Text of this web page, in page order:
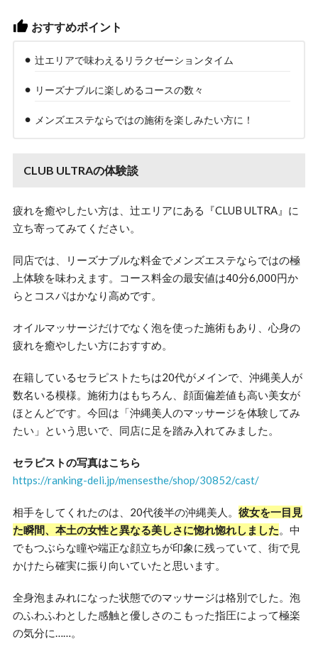
おすすめポイント
辻エリアで味わえるリラクゼーションタイム
リーズナブルに楽しめるコースの数々
メンズエステならではの施術を楽しみたい方に！
CLUB ULTRAの体験談
疲れを癒やしたい方は、辻エリアにある『CLUB ULTRA』に
立ち寄ってみてください。
同店では、リーズナブルな料金でメンズエステならではの極
上体験を味わえます。コース料金の最安値は40分6,000円か
らとコスパはかなり高めです。
オイルマッサージだけでなく泡を使った施術もあり、心身の
疲れを癒やしたい方におすすめ。
在籍しているセラピストたちは20代がメインで、沖縄美人が
数名いる模様。施術力はもちろん、顔面偏差値も高い美女が
ほとんどです。今回は「沖縄美人のマッサージを体験してみ
たい」という思いで、同店に足を踏み入れてみました。
セラピストの写真はこちら
https://ranking-deli.jp/mensesthe/shop/30852/cast/
相手をしてくれたのは、20代後半の沖縄美人。 彼女を一目見
た瞬間、本土の女性と異なる美しさに惚れ惚れしました。中
でもつぶらな瞳や端正な顔立ちが印象に残っていて、街で見
かけたら確実に振り向いていたと思います。
全身泡まみれになった状態でのマッサージは格別でした。泡
のふわふわとした感触と優しさのこもった指圧によって極楽
の気分に……。